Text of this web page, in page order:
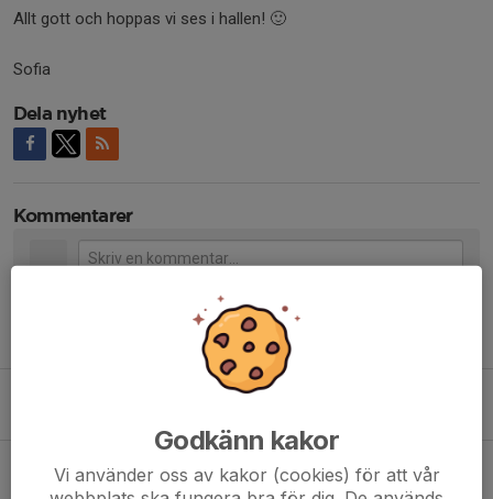
Allt gott och hoppas vi ses i hallen! 🙂
Sofia
Dela nyhet
Kommentarer
Inställd Hopp och Lek 10/5
5 maj, 22:47
Godkänn kakor
Vi använder oss av kakor (cookies) för att vår